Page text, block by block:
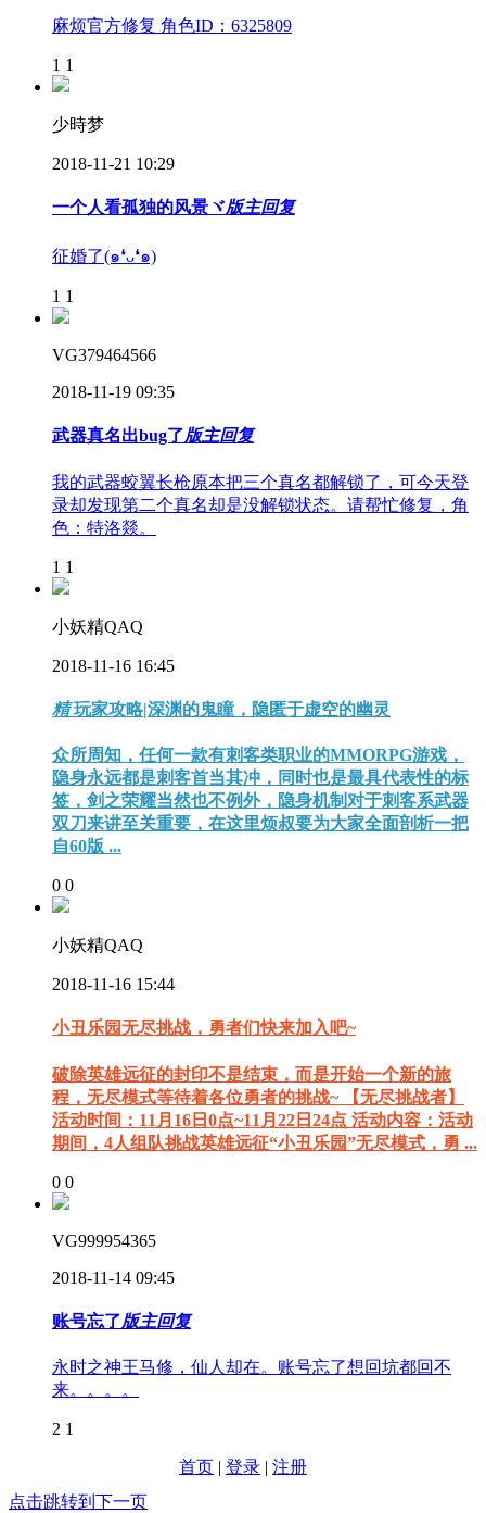
麻烦官方修复 角色ID：6325809
1 1
少時梦
2018-11-21 10:29
一个人看孤独的风景ヾ版主回复
征婚了(๑❛ᴗ❛๑)
1 1
VG379464566
2018-11-19 09:35
武器真名出bug了版主回复
我的武器蛟翼长枪原本把三个真名都解锁了，可今天登
录却发现第二个真名却是没解锁状态。请帮忙修复，角
色：特洛燚。
1 1
小妖精QAQ
2018-11-16 16:45
精玩家攻略|深渊的鬼瞳，隐匿于虚空的幽灵
众所周知，任何一款有刺客类职业的MMORPG游戏，
隐身永远都是刺客首当其冲，同时也是最具代表性的标
签，剑之荣耀当然也不例外，隐身机制对于刺客系武器
双刀来讲至关重要，在这里烦叔要为大家全面剖析一把
自60版 ...
0 0
小妖精QAQ
2018-11-16 15:44
小丑乐园无尽挑战，勇者们快来加入吧~
破除英雄远征的封印不是结束，而是开始一个新的旅
程，无尽模式等待着各位勇者的挑战~ 【无尽挑战者】
活动时间：11月16日0点~11月22日24点 活动内容：活动
期间，4人组队挑战英雄远征“小丑乐园”无尽模式，勇 ...
0 0
VG999954365
2018-11-14 09:45
账号忘了版主回复
永时之神王马修，仙人却在。账号忘了想回坑都回不
来。。。。
2 1
首页 | 登录 | 注册
点击跳转到下一页